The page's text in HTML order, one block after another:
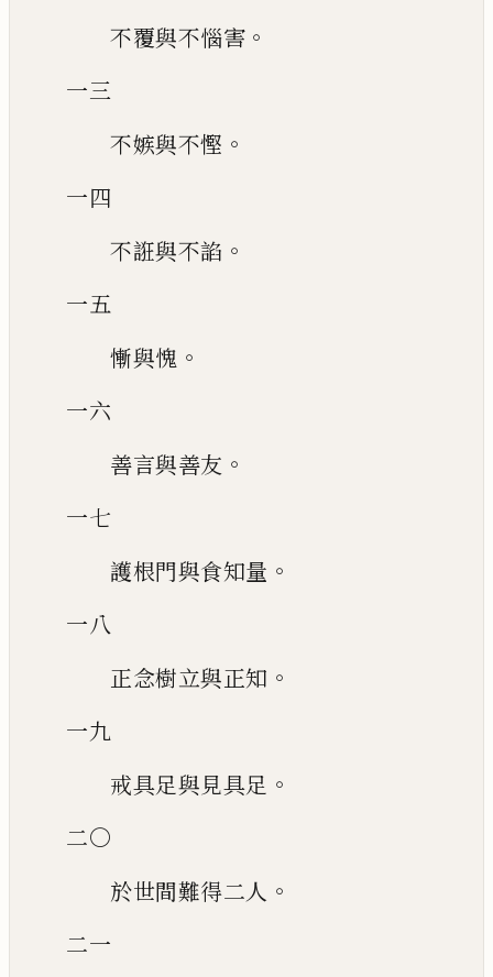
不覆與不惱害 。
一三
不嫉與不慳 。
一四
不誑與不諂 。
一五
慚與愧 。
一六
善言與善友 。
一七
護根門與食知量 。
一八
正念樹立與正知 。
一九
戒具足與見具足 。
二〇
於世間難得二人 。
二一